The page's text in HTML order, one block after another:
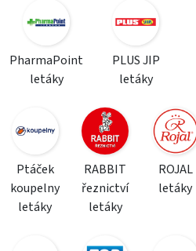
PharmaPoint
letáky
PLUS JIP
letáky
Ptáček
koupelny
letáky
RABBIT
řeznictví
letáky
ROJAL
letáky